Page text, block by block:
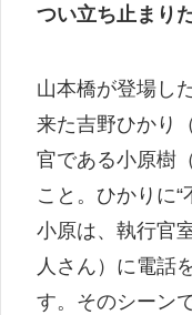
つい立ち止まり
山本橋が登場し
来た吉野ひかり
官である小原樹
こと。ひかりに
小原は、執行官
人さん）に電話
す。そのシーン